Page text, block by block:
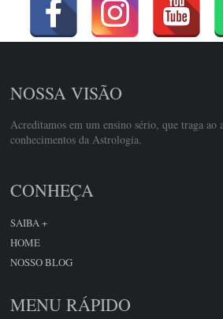
NOSSA VISÃO
Acreditamos em um ensino sério, que traga ao
conhecimentos da Astrologia.
CONHEÇA
SAIBA +
HOME
NOSSO BLOG
MENU RÁPIDO